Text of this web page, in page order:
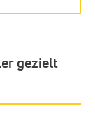
gezielt